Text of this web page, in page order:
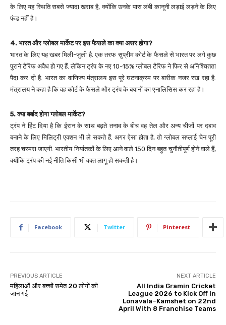
के लिए यह स्थिति सबसे ज्यादा खराब है, क्योंकि उनके पास लंबी कानूनी लड़ाई लड़ने के लिए
फंड नहीं है।
4. भारत और ग्लोबल मार्केट पर इस फैसले का क्या असर होगा?
भारत के लिए यह खबर मिली-जुली है. एक तरफ सुप्रीम कोर्ट के फैसले से भारत पर लगे कुछ
पुराने टैरिफ अवैध हो गए हैं. लेकिन ट्रंप के नए 10-15% ग्लोबल टैरिफ ने फिर से अनिश्चितता
पैदा कर दी है. भारत का वाणिज्य मंत्रालय इस पूरे घटनाक्रम पर बारीक नजर रख रहा है.
मंत्रालय ने कहा है कि वह कोर्ट के फैसले और ट्रंप के बयानों का एनालिसिस कर रहा है।
5. क्या बर्बाद होगा ग्लोबल मार्केट?
ट्रंप ने हिंट दिया है कि ईरान के साथ बढ़ते तनाव के बीच वह तेल और अन्य चीजों पर दबाव
बनाने के लिए मिलिट्री एक्शन भी ले सकते हैं. अगर ऐसा होता है, तो ग्लोबल सप्लाई चेन पूरी
तरह चरमरा जाएगी. भारतीय निर्यातकों के लिए आने वाले 150 दिन बहुत चुनौतीपूर्ण होने वाले हैं,
क्योंकि ट्रंप की नई नीति किसी भी वक्त लागू हो सकती है।
Facebook Twitter Pinterest
PREVIOUS ARTICLE
महिलाओं और बच्चों समेत 20 लोगों की
जान गई
NEXT ARTICLE
All India Gramin Cricket
League 2026 to Kick Off in
Lonavala–Kamshet on 22nd
April With 8 Franchise Teams